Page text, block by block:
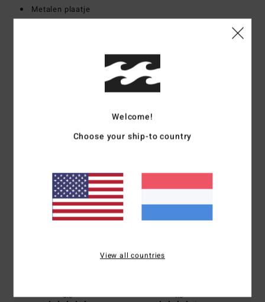
Metalen plaatje
Bezorging & Retour
Reviews van klanten
Gemiddelde score
5.0/5
0% van onze klanten bevelen dit product aan
5.0
4.0
Welcome!
Choose your ship-to country
View all countries